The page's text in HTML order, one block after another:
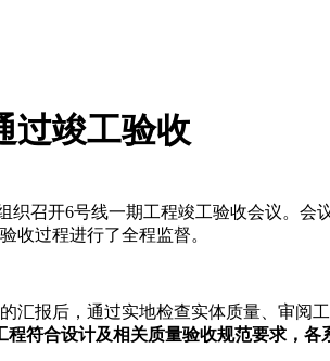
过竣工验收
织召开6号线一期工程竣工验收会议。会
收过程进行了全程监督。
汇报后，通过实地检查实体质量、审
程符合设计及相关质量验收规范要求， 各